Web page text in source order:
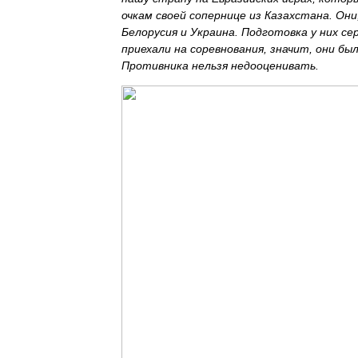
очкам своей сопернице из Казахстана.
Белорусия и Украина. Подготовка у них
приехали на соревнования, значит, они
Противника нельзя недооценивать.